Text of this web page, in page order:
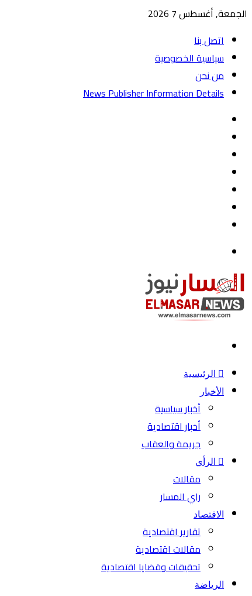
الجمعة, أغسطس 7 2026
اتصل بنا
سياسية الخصوصية
من نحن
News Publisher Information Details
الرئيسية
الأخبار
أخبار سياسية
أخبار اقتصادية
جريمة والعقاب
الرأي
مقالات
راي المسار
الاقتصاد
تقارير اقتصادية
مقالات اقتصادية
تحقيقات وقضايا اقتصادية
الرياضة